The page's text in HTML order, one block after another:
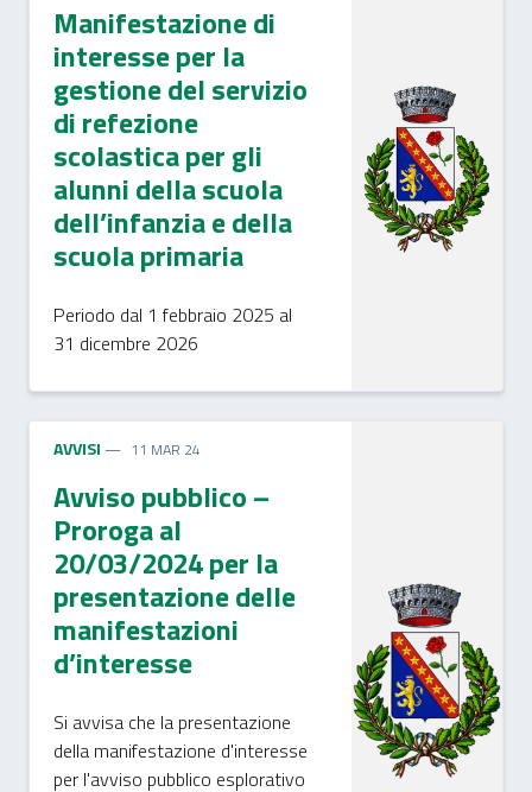
Manifestazione di
interesse per la
gestione del servizio
di refezione
scolastica per gli
alunni della scuola
dell’infanzia e della
scuola primaria
Periodo dal 1 febbraio 2025 al
31 dicembre 2026
AVVISI 11 MAR 24
Avviso pubblico –
Proroga al
20/03/2024 per la
presentazione delle
manifestazioni
d’interesse
Si avvisa che la presentazione
della manifestazione d'interesse
per l'avviso pubblico esplorativo